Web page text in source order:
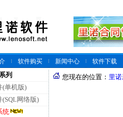
软件购买 新闻中心
软件下载
列
(单机版)
(SQL网络版)
统
您现在的位置： 里